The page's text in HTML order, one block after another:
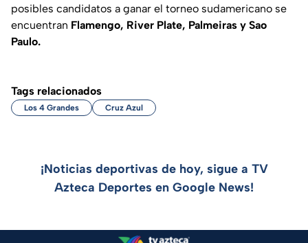
posibles candidatos a ganar el torneo sudamericano se
encuentran Flamengo, River Plate, Palmeiras y Sao
Paulo.
Tags relacionados
Los 4 Grandes Cruz Azul
¡Noticias deportivas de hoy, sigue a TV
Azteca Deportes en Google News!